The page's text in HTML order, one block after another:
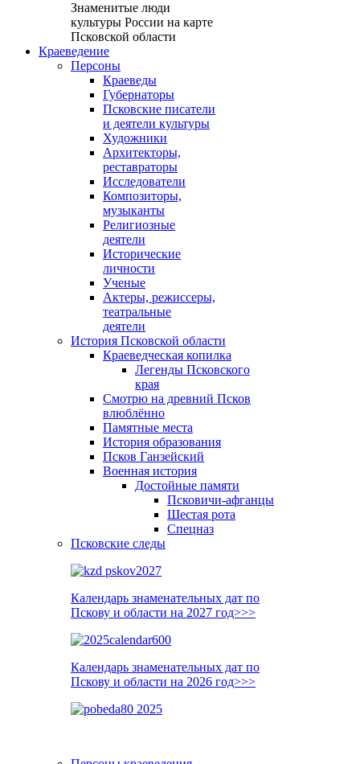
Знаменитые люди
культуры России на карте
Псковской области
Краеведение
Персоны
Краеведы
Губернаторы
Псковские писатели
и деятели культуры
Художники
Архитекторы,
реставраторы
Исследователи
Композиторы,
музыканты
Религиозные
деятели
Исторические
личности
Ученые
Актеры, режиссеры,
театральные
деятели
История Псковской области
Краеведческая копилка
Легенды Псковского
края
Смотрю на древний Псков
влюблённо
Памятные места
История образования
Псков Ганзейский
Военная история
Достойные памяти
Псковичи-афганцы
Шестая рота
Спецназ
Псковские следы
Календарь знаменательных дат по
Пскову и области на 2027 год>>>
Календарь знаменательных дат по
Пскову и области на 2026 год>>>